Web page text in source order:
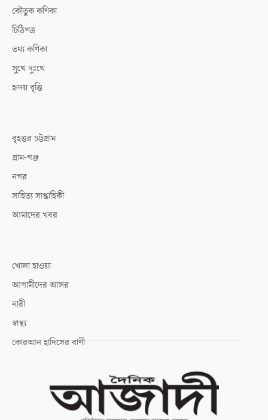
কৌতুক কণিকা
চিঠিপত্র
তথ্য কণিকা
সুখে দুঃখে
হৃদয় বৃত্তি
বৃহত্তর চট্টগ্রাম
গ্রাম-গঞ্জ
নগর
সাহিত্য সাপ্তাহিকী
আমাদের খবর
খোলা হাওয়া
আগামীদের আসর
নারী
স্বাস্থ্য
কোরআন হাদিসের বাণী